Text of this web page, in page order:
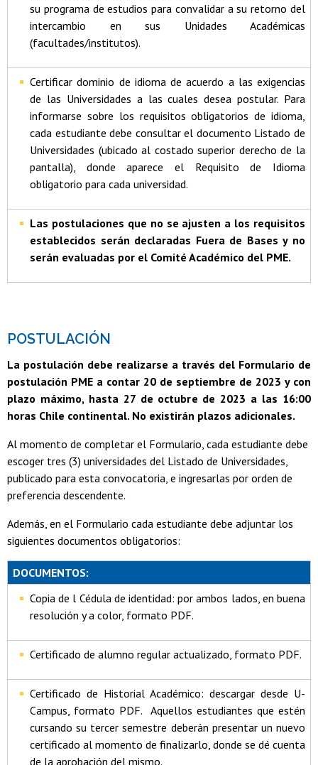
su programa de estudios para convalidar a su retorno del
intercambio en sus Unidades Académicas
(facultades/institutos).
Certificar dominio de idioma de acuerdo a las exigencias
de las Universidades a las cuales desea postular. Para
informarse sobre los requisitos obligatorios de idioma,
cada estudiante debe consultar el documento Listado de
Universidades (ubicado al costado superior derecho de la
pantalla), donde aparece el Requisito de Idioma
obligatorio para cada universidad.
Las postulaciones que no se ajusten a los requisitos
establecidos serán declaradas Fuera de Bases y no
serán evaluadas por el Comité Académico del PME.
POSTULACIÓN
La postulación debe realizarse a través del Formulario de
postulación PME a contar 20 de septiembre de 2023 y con
plazo máximo, hasta 27 de octubre de 2023 a las 16:00
horas Chile continental. No existirán plazos adicionales.
Al momento de completar el Formulario, cada estudiante debe
escoger tres (3) universidades del Listado de Universidades,
publicado para esta convocatoria, e ingresarlas por orden de
preferencia descendente.
Además, en el Formulario cada estudiante debe adjuntar los
siguientes documentos obligatorios:
DOCUMENTOS:
Copia de l Cédula de identidad: por ambos lados, en buena
resolución y a color, formato PDF.
Certificado de alumno regular actualizado, formato PDF.
Certificado de Historial Académico: descargar desde U-
Campus, formato PDF. Aquellos estudiantes que estén
cursando su tercer semestre deberán presentar un nuevo
certificado al momento de finalizarlo, donde se dé cuenta
de la aprobación del mismo.